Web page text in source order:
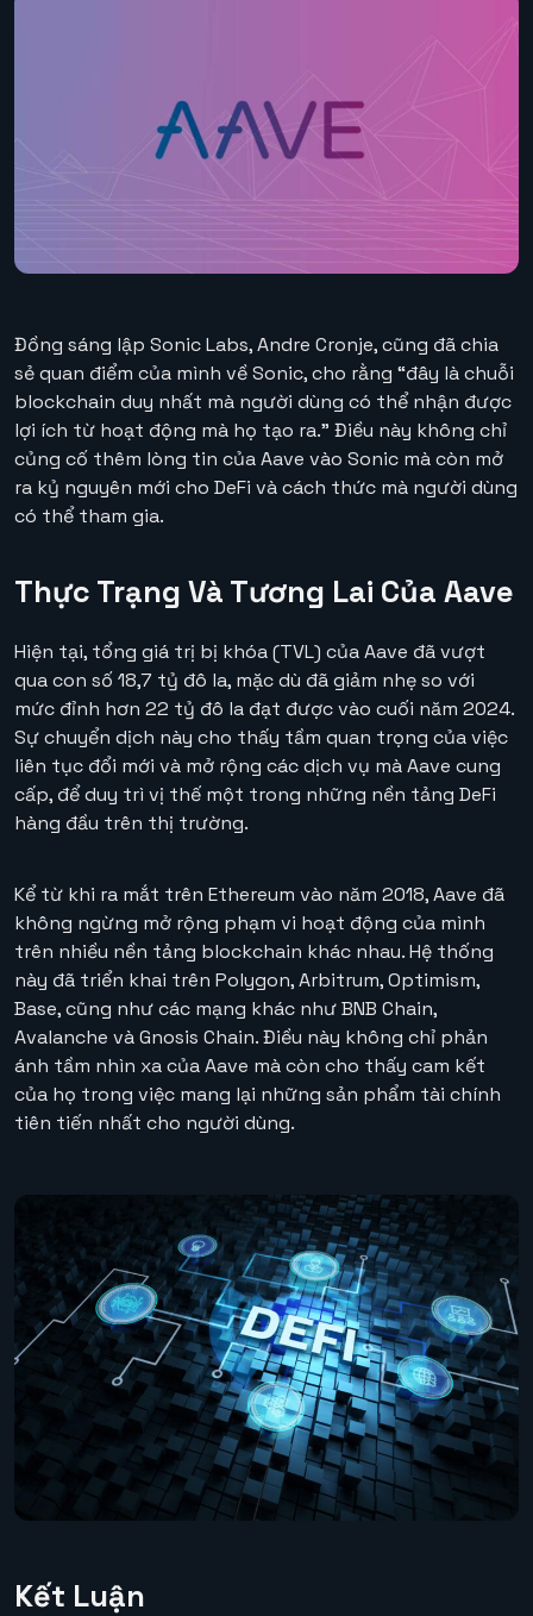
Đồng sáng lập Sonic Labs, Andre Cronje, cũng đã chia
sẻ quan điểm của mình về Sonic, cho rằng “đây là chuỗi
blockchain duy nhất mà người dùng có thể nhận được
lợi ích từ hoạt động mà họ tạo ra.” Điều này không chỉ
củng cố thêm lòng tin của Aave vào Sonic mà còn mở
ra kỷ nguyên mới cho DeFi và cách thức mà người dùng
có thể tham gia.
Thực Trạng Và Tương Lai Của Aave
Hiện tại, tổng giá trị bị khóa (TVL) của Aave đã vượt
qua con số 18,7 tỷ đô la, mặc dù đã giảm nhẹ so với
mức đỉnh hơn 22 tỷ đô la đạt được vào cuối năm 2024.
Sự chuyển dịch này cho thấy tầm quan trọng của việc
liên tục đổi mới và mở rộng các dịch vụ mà Aave cung
cấp, để duy trì vị thế một trong những nền tảng DeFi
hàng đầu trên thị trường.
Kể từ khi ra mắt trên Ethereum vào năm 2018, Aave đã
không ngừng mở rộng phạm vi hoạt động của mình
trên nhiều nền tảng blockchain khác nhau. Hệ thống
này đã triển khai trên Polygon, Arbitrum, Optimism,
Base, cũng như các mạng khác như BNB Chain,
Avalanche và Gnosis Chain. Điều này không chỉ phản
ánh tầm nhìn xa của Aave mà còn cho thấy cam kết
của họ trong việc mang lại những sản phẩm tài chính
tiên tiến nhất cho người dùng.
Kết Luận